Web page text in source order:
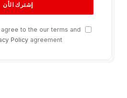
to the our terms and
Policyagreement.